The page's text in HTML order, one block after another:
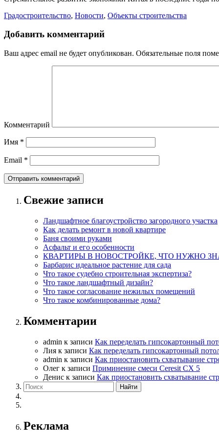
Градостроительство, Новости, Объекты строительства
Добавить комментарий
Ваш адрес email не будет опубликован. Обязательные поля
Комментарий
Имя *
Email *
Свежие записи
Ландшафтное благоустройство загородного участка
Как делать ремонт в новой квартире
Баня своими руками
Асфальт и его особенности
КВАРТИРЫ В НОВОСТРОЙКЕ, ЧТО НУЖНО
Барбарис идеальное растение для сада
Что такое судебно строительная экспертиза?
Что такое ландшафтный дизайн?
Что такое согласование нежилых помещений
Что такое комбинированные дома?
Комментарии
admin к записи Как переделать гипсокартонный
Лия к записи Как переделать гипсокартонный
admin к записи Как приостановить схватывание
Олег к записи Приминение смеси Ceresit СХ 5
Денис к записи Как приостановить схватывание
Реклама